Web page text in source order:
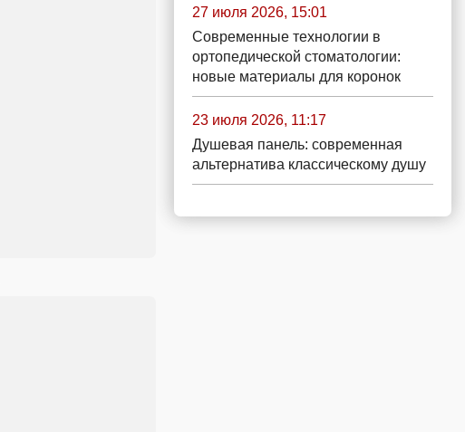
27 июля 2026, 15:01
Современные технологии в
ортопедической стоматологии:
новые материалы для коронок
23 июля 2026, 11:17
Душевая панель: современная
альтернатива классическому душу